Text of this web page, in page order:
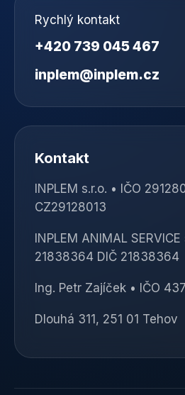
Rychlý kontakt
+420 739 045 467
inplem@inplem.cz
Kontakt
INPLEM s.r.o. • IČO
CZ29128013
INPLEM ANIMAL SERVICE
21838364 DIČ 21838364
Ing. Petr Zajíček • IČO
Dlouhá 311, 251 01 Tehov